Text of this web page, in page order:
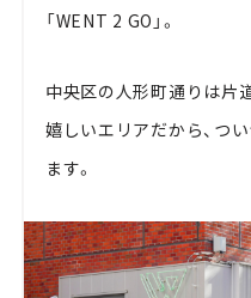
「WENT 2 GO」。
中央区の人形町通りは片
嬉しいエリアだから、つ
ます。